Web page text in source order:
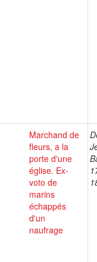
Marchand de
fleurs, a la
porte d'une
église. Ex-
voto de
marins
échappés
d'un
naufrage